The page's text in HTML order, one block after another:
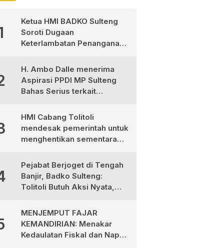
Ketua HMI BADKO Sulteng
Soroti Dugaan
Keterlambatan Penanganan
RSUD Morowali Utara
H. Ambo Dalle menerima
Aspirasi PPDI MP Sulteng
Bahas Serius terkait
Desa
HMI Cabang Tolitoli
mendesak pemerintah untuk
menghentikan sementara
Pejabat Berjoget di Tengah
Banjir, Badko Sulteng:
Tolitoli Butuh Aksi Nyata,
MENJEMPUT FAJAR
KEMANDIRIAN: Menakar
Kedaulatan Fiskal dan Napas